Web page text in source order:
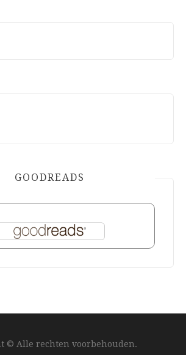
GOODREADS
© Alle rechten voorbehouden.